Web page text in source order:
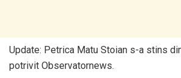
Update: Petrica Matu Stoian s-a stins
potrivit Observatornews.